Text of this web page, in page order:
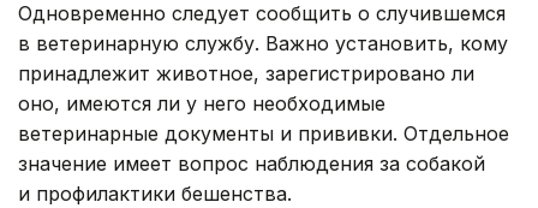
Одновременно следует сообщить о случившемся
в ветеринарную службу. Важно установить, кому
принадлежит животное, зарегистрировано ли
оно, имеются ли у него необходимые
ветеринарные документы и прививки. Отдельное
значение имеет вопрос наблюдения за собакой
и профилактики бешенства.